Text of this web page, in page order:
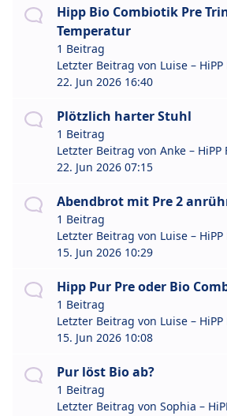
Hipp Bio Combiotik Pre
Temperatur
1 Beitrag
Letzter Beitrag von Luise –
22. Jun 2026 16:40
Plötzlich harter Stuhl
1 Beitrag
Letzter Beitrag von Anke – HiPP
22. Jun 2026 07:15
Abendbrot mit Pre 2
1 Beitrag
Letzter Beitrag von Luise –
15. Jun 2026 10:29
Hipp Pur Pre oder Bio
1 Beitrag
Letzter Beitrag von Luise –
15. Jun 2026 10:08
Pur löst Bio ab?
1 Beitrag
Letzter Beitrag von Sophia –